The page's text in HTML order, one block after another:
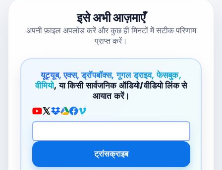
इसे अभी आज़माएँ
अपनी फ़ाइल अपलोड करें और कुछ ही मिनटों में सटीक परिणाम
प्राप्त करें।
यूट्यूब, एक्स, ड्रॉपबॉक्स, गूगल ड्राइव, फेसबुक,
वीमियो, या किसी सार्वजनिक ऑडियो/वीडियो लिंक से
आयात करें।
मीडिया URL
ट्रांसक्राइब